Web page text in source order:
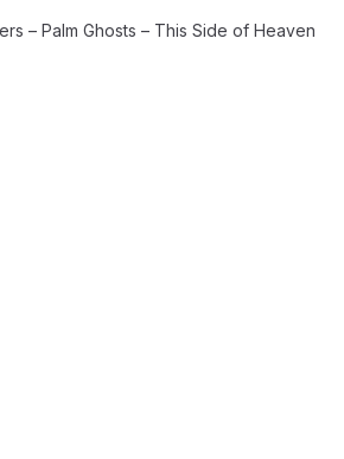
– Palm Ghosts – This Side of Heaven